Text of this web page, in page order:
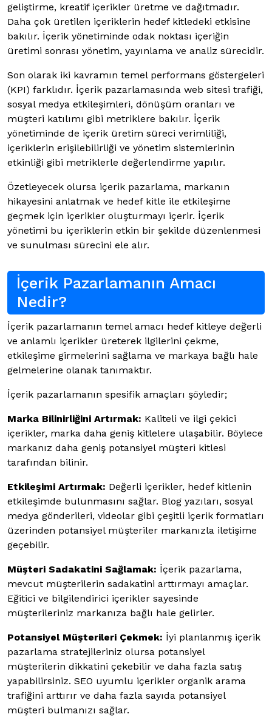
geliştirme, kreatif içerikler üretme ve dağıtmadır.
Daha çok üretilen içeriklerin hedef kitledeki etkisine
bakılır. İçerik yönetiminde odak noktası içeriğin
üretimi sonrası yönetim, yayınlama ve analiz sürecidir.
Son olarak iki kavramın temel performans göstergeleri
(KPI) farklıdır. İçerik pazarlamasında web sitesi trafiği,
sosyal medya etkileşimleri, dönüşüm oranları ve
müşteri katılımı gibi metriklere bakılır. İçerik
yönetiminde de içerik üretim süreci verimliliği,
içeriklerin erişilebilirliği ve yönetim sistemlerinin
etkinliği gibi metriklerle değerlendirme yapılır.
Özetleyecek olursa içerik pazarlama, markanın
hikayesini anlatmak ve hedef kitle ile etkileşime
geçmek için içerikler oluşturmayı içerir. İçerik
yönetimi bu içeriklerin etkin bir şekilde düzenlenmesi
ve sunulması sürecini ele alır.
İçerik Pazarlamanın Amacı
Nedir?
İçerik pazarlamanın temel amacı hedef kitleye değerli
ve anlamlı içerikler üreterek ilgilerini çekme,
etkileşime girmelerini sağlama ve markaya bağlı hale
gelmelerine olanak tanımaktır.
İçerik pazarlamanın spesifik amaçları şöyledir;
Marka Bilinirliğini Artırmak: Kaliteli ve ilgi çekici
içerikler, marka daha geniş kitlelere ulaşabilir. Böylece
markanız daha geniş potansiyel müşteri kitlesi
tarafından bilinir.
Etkileşimi Artırmak: Değerli içerikler, hedef kitlenin
etkileşimde bulunmasını sağlar. Blog yazıları, sosyal
medya gönderileri, videolar gibi çeşitli içerik formatları
üzerinden potansiyel müşteriler markanızla iletişime
geçebilir.
Müşteri Sadakatini Sağlamak: İçerik pazarlama,
mevcut müşterilerin sadakatini arttırmayı amaçlar.
Eğitici ve bilgilendirici içerikler sayesinde
müşterileriniz markanıza bağlı hale gelirler.
Potansiyel Müşterileri Çekmek: İyi planlanmış içerik
pazarlama stratejileriniz olursa potansiyel
müşterilerin dikkatini çekebilir ve daha fazla satış
yapabilirsiniz. SEO uyumlu içerikler organik arama
trafiğini arttırır ve daha fazla sayıda potansiyel
müşteri bulmanızı sağlar.